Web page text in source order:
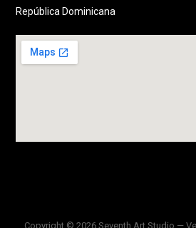
República Dominicana
Copyright © 2026 Seventh Art Studio —